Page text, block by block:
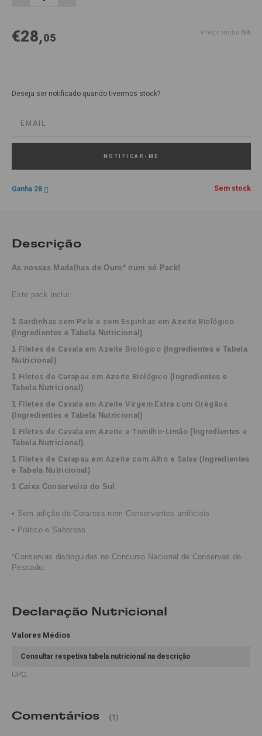
€28,05 Preço inclui IVA
Deseja ser notificado quando tivermos stock?
NOTIFICAR-ME
Ganha 28 Sem stock
Descrição
As nossas Medalhas de Ouro* num só Pack!
Este pack inclui:
1
(Ingredientes e Tabela Nutricional)
1 Filetes de Cavala em Azeite Biológico ( Ingredientes e Tabela
Nutricional )
1 Filetes de Carapau em Azeite Biológico ( Ingredientes e
Tabela Nutricional )
1
( Ingredientes e Tabela Nutricional)
1 Filetes de Cavala em Azeite e Tomilho-Limão ( Ingredientes e
Tabela Nutricional )
1 Filetes de Carapau em Azeite com Alho e Salsa ( Ingredientes
e Tabela Nutricional )
1 Caixa Conserveira do Sul
• Sem adição de Corantes nem Conservantes artificiais
• Prático e Saboroso
*Conservas distinguidas no Concurso Nacional de Conservas de
Pescado.
Declaração Nutricional
Valores Médios
Consultar respetiva tabela nutricional na descrição
UPC:
Comentários (1)